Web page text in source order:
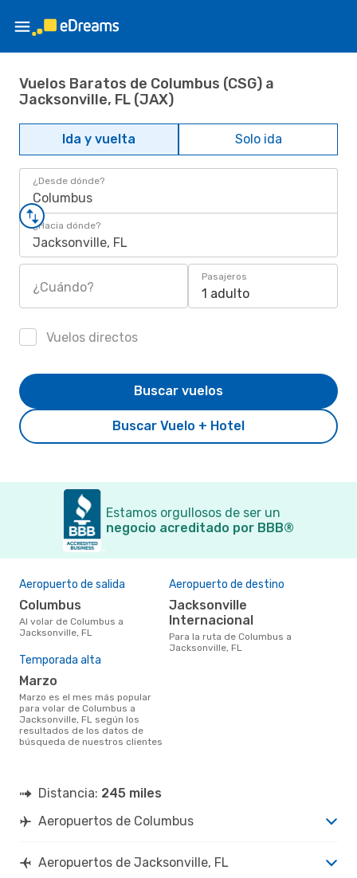
Vuelos Baratos de Columbus (CSG) a
Jacksonville, FL (JAX)
Ida y vuelta Solo ida
¿Desde dónde?
Columbus
¿Hacia dónde?
Jacksonville, FL
¿Cuándo?
Pasajeros
1 adulto
Vuelos directos
Buscar Vuelo + Hotel
Buscar vuelos
Estamos orgullosos de ser un
negocio acreditado por BBB®
Aeropuerto de salida
Columbus
Al volar de Columbus a
Jacksonville, FL
Aeropuerto de destino
Jacksonville
Internacional
Para la ruta de Columbus a
Jacksonville, FL
Temporada alta
marzo
marzo es el mes más popular
para volar de Columbus a
Jacksonville, FL según los
resultados de los datos de
búsqueda de nuestros clientes
Distancia: 245 miles
Aeropuertos de Columbus
Aeropuertos de Jacksonville, FL